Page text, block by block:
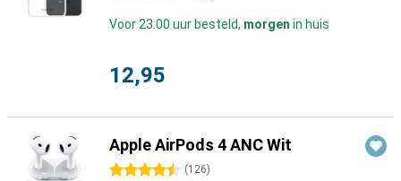
Voor 23:00 uur besteld, morgen in huis
12,95
Apple AirPods 4 ANC Wit
4.5 sterren (126)